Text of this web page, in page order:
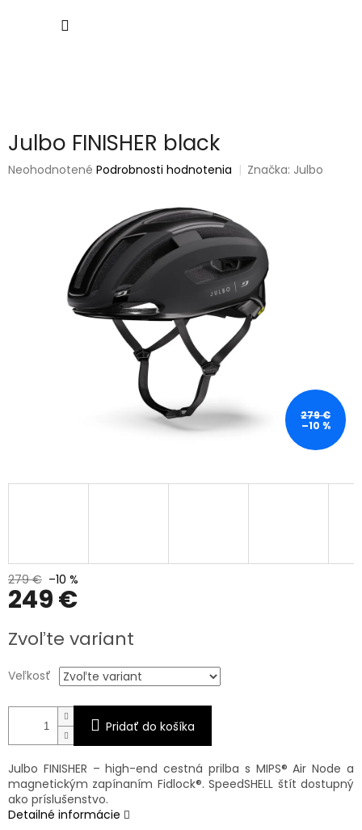
Julbo FINISHER black
Priemerné
Neohodnotené Podrobnosti hodnotenia Značka: Julbo
279 €
–10 %
279 € –10 %
249 €
cena:
Zvoľte variant
Veľkosť
Pridať do košíka
Julbo FINISHER – high-end cestná prilba s MIPS® Air Node a
magnetickým zapínaním Fidlock®. SpeedSHELL štít dostupný
ako príslušenstvo.
Detailné informácie